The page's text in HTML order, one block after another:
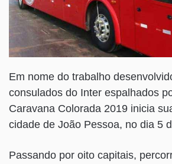
Em nome do trabalho
consulados do Inter espalhados
Caravana Colorada 2019 inicia
cidade de João Pessoa, no dia 5
Passando por oito capitais,